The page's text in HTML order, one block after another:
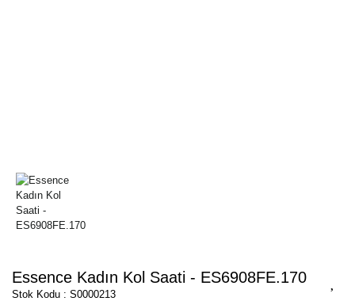
Essence Kadın Kol Saati - ES6908FE.170
Stok Kodu : S0000213